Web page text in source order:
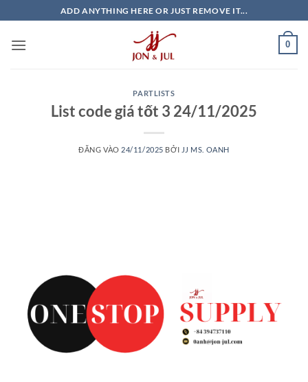
qua
nội
ADD ANYTHING HERE OR JUST REMOVE IT...
0
PARTLISTS
List code giá tốt 3 24/11/2025
ĐĂNG VÀO 24/11/2025 BỞI JJ MS. OANH